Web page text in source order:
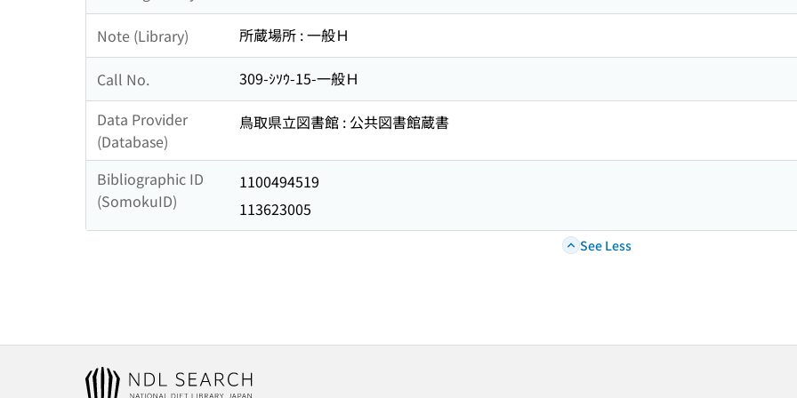
Note (Library) 所蔵場所 : 一般Ｈ
Call No.
309-ｼｿｳ-15-一般Ｈ
Data Provider
(Database)
鳥取県立図書館 : 公共図書館蔵書
Bibliographic ID
(SomokuID)
1100494519
113623005
See Less